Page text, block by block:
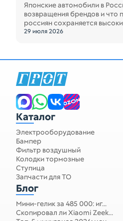
Японские автомобили в
возвращения брендов и что
россиян сохраняется
29 июля 2026
Каталог
Электрооборудование
Бампер
Фильтр воздушный
Колодки тормозные
Ступица
Запчасти для ТО
Блог
Мини-гелик за 485 000: иг...
Скопировал ли Xiaomi Zeek...